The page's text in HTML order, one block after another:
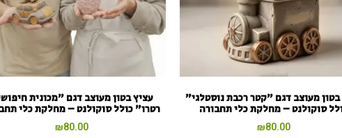
בטון מעוצב דגם "קטר רכבת נוסטלגי"
סוקולנט – מחלקת כלי תחבורה
₪80.00
עציץ בטון מעוצב דגם "מכונית
רטרו" כולל סוקולנט – מחלקת כלי
₪80.00